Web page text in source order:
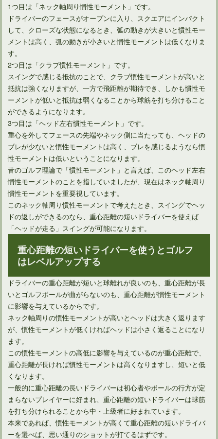
1つ目は「ネック軸周り慣性モーメント」です。
ドライバーのフェースがオープンに入り、スクエアにインパクト
して、クローズな状態になるとき、弧の動きが大きいと慣性モー
メントは高く、弧の動きが小さいと慣性モーメントは低くなりま
す。
2つ目は「クラブ慣性モーメント」です。
スイングで感じる抵抗のことで、クラブ慣性モーメントが高いと
抵抗は強くなりますが、一方で飛距離が期待でき、しかも慣性モ
ーメントが低いと抵抗は弱くなることから球筋を打ち分けること
ができるようになります。
3つ目は「ヘッド左右慣性モーメント」です。
重心を外してフェースの先端やネック側に当たっても、ヘッドの
ブレが少ないと慣性モーメントは高く、ブレを感じるようなら慣
性モーメントは低いということになります。
昔のゴルフ理論で「慣性モーメント」と言えば、このヘッド左右
慣性モーメントのことを指していましたが、現在はネック軸周り
慣性モーメントを重要視しています。
このネック軸周り慣性モーメントで考えたとき、スイングでヘッ
ドの返しができるのなら、重心距離の短いドライバーを使えば
「ヘッドが走る」スイングが可能になります。
重心距離の短いドライバーを使うとゴルフ
はレベルアップする
ドライバーの重心距離が短いと球離れが良いのも、重心距離が長
いとゴルフボールが曲がらないのも、重心距離が慣性モーメント
に影響を与えているからです。
ネック軸周りの慣性モーメントが高いとヘッドは大きく返ります
が、慣性モーメントが低くければヘッドは小さく返ることになり
ます。
この慣性モーメントの高低に影響を与えているのが重心距離で、
重心距離が長ければ慣性モーメントは高くなりますし、短いと低
くなります。
一般的に重心距離の長いドライバーは初心者やボールの行方が定
まらないプレイヤーに好まれ、重心距離の短いドライバーは球筋
を打ち分けられることから中・上級者に好まれています。
本来であれば、慣性モーメントが高くて重心距離の短いドライバ
ーを選べば、思い通りのショットが打てるはずです。